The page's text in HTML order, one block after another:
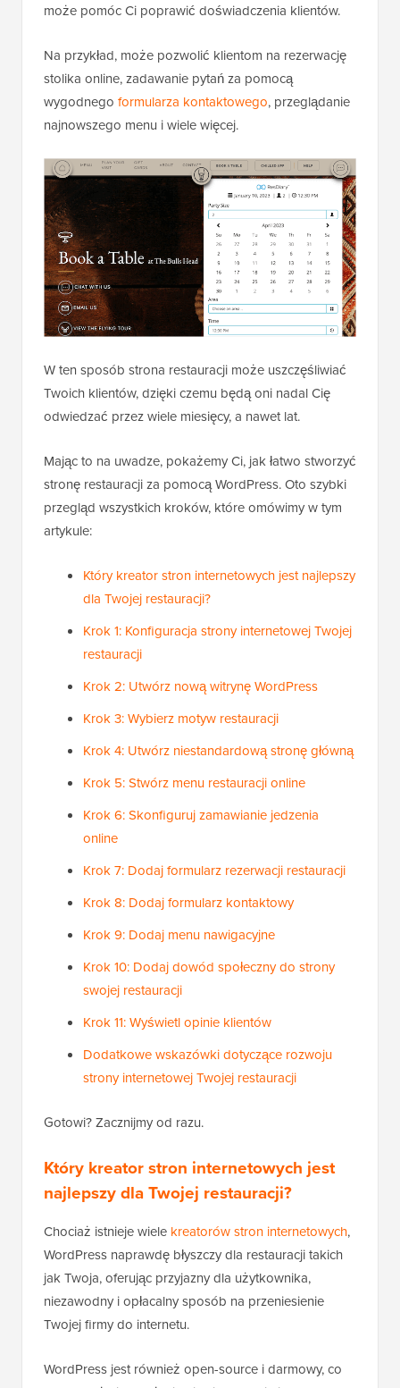
może pomóc Ci poprawić doświadczenia klientów.
Na przykład, może pozwolić klientom na rezerwację
stolika online, zadawanie pytań za pomocą
wygodnego formularza kontaktowego, przeglądanie
najnowszego menu i wiele więcej.
W ten sposób strona restauracji może uszczęśliwiać
Twoich klientów, dzięki czemu będą oni nadal Cię
odwiedzać przez wiele miesięcy, a nawet lat.
Mając to na uwadze, pokażemy Ci, jak łatwo stworzyć
stronę restauracji za pomocą WordPress. Oto szybki
przegląd wszystkich kroków, które omówimy w tym
artykule:
Który kreator stron internetowych jest najlepszy
dla Twojej restauracji?
Krok 1: Konfiguracja strony internetowej Twojej
restauracji
Krok 2: Utwórz nową witrynę WordPress
Krok 3: Wybierz motyw restauracji
Krok 4: Utwórz niestandardową stronę główną
Krok 5: Stwórz menu restauracji online
Krok 6: Skonfiguruj zamawianie jedzenia
online
Krok 7: Dodaj formularz rezerwacji restauracji
Krok 8: Dodaj formularz kontaktowy
Krok 9: Dodaj menu nawigacyjne
Krok 10: Dodaj dowód społeczny do strony
swojej restauracji
Krok 11: Wyświetl opinie klientów
Dodatkowe wskazówki dotyczące rozwoju
strony internetowej Twojej restauracji
Gotowi? Zacznijmy od razu.
Który kreator stron internetowych jest
najlepszy dla Twojej restauracji?
Chociaż istnieje wiele kreatorów stron internetowych,
WordPress naprawdę błyszczy dla restauracji takich
jak Twoja, oferując przyjazny dla użytkownika,
niezawodny i opłacalny sposób na przeniesienie
Twojej firmy do internetu.
WordPress jest również open-source i darmowy, co